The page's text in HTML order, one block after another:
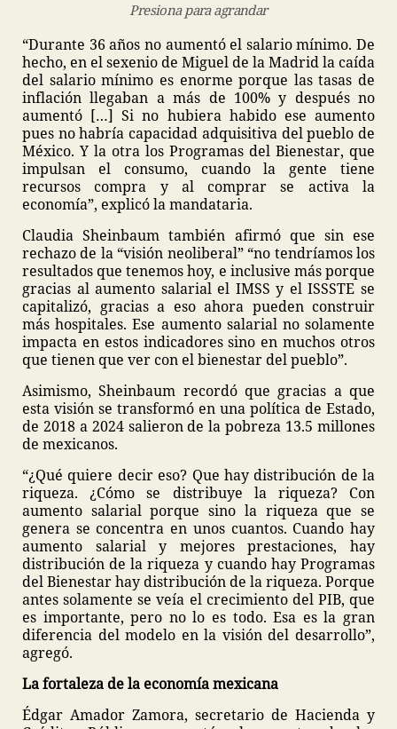
Presiona para agrandar
“Durante 36 años no aumentó el salario mínimo. De
hecho, en el sexenio de Miguel de la Madrid la caída
del salario mínimo es enorme porque las tasas de
inflación llegaban a más de 100% y después no
aumentó […] Si no hubiera habido ese aumento
pues no habría capacidad adquisitiva del pueblo de
México. Y la otra los Programas del Bienestar, que
impulsan el consumo, cuando la gente tiene
recursos compra y al comprar se activa la
economía”, explicó la mandataria.
Claudia Sheinbaum también afirmó que sin ese
rechazo de la “visión neoliberal” “no tendríamos los
resultados que tenemos hoy, e inclusive más porque
gracias al aumento salarial el IMSS y el ISSSTE se
capitalizó, gracias a eso ahora pueden construir
más hospitales. Ese aumento salarial no solamente
impacta en estos indicadores sino en muchos otros
que tienen que ver con el bienestar del pueblo”.
Asimismo, Sheinbaum recordó que gracias a que
esta visión se transformó en una política de Estado,
de 2018 a 2024 salieron de la pobreza 13.5 millones
de mexicanos.
“¿Qué quiere decir eso? Que hay distribución de la
riqueza. ¿Cómo se distribuye la riqueza? Con
aumento salarial porque sino la riqueza que se
genera se concentra en unos cuantos. Cuando hay
aumento salarial y mejores prestaciones, hay
distribución de la riqueza y cuando hay Programas
del Bienestar hay distribución de la riqueza. Porque
antes solamente se veía el crecimiento del PIB, que
es importante, pero no lo es todo. Esa es la gran
diferencia del modelo en la visión del desarrollo”,
agregó.
La fortaleza de la economía mexicana
Édgar Amador Zamora, secretario de Hacienda y